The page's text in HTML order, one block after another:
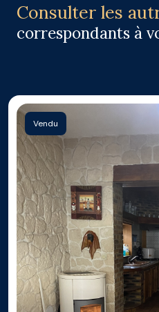
Consulter les
correspondants à
Vendu